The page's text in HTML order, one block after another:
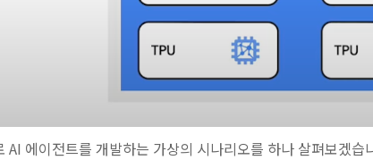
에이전트를 개발하는 가상의 시나리오를 하나 살펴보겠